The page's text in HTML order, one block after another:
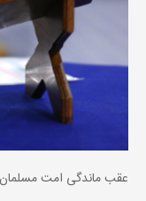
عقب ماندگی امت